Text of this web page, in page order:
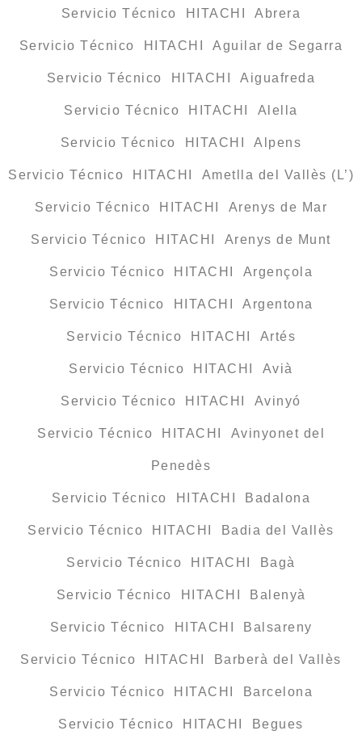
Servicio Técnico HITACHI Abrera
Servicio Técnico HITACHI Aguilar de Segarra
Servicio Técnico HITACHI Aiguafreda
Servicio Técnico HITACHI Alella
Servicio Técnico HITACHI Alpens
Servicio Técnico HITACHI Ametlla del Vallès (L’)
Servicio Técnico HITACHI Arenys de Mar
Servicio Técnico HITACHI Arenys de Munt
Servicio Técnico HITACHI Argençola
Servicio Técnico HITACHI Argentona
Servicio Técnico HITACHI Artés
Servicio Técnico HITACHI Avià
Servicio Técnico HITACHI Avinyó
Servicio Técnico HITACHI Avinyonet del
Penedès
Servicio Técnico HITACHI Badalona
Servicio Técnico HITACHI Badia del Vallès
Servicio Técnico HITACHI Bagà
Servicio Técnico HITACHI Balenyà
Servicio Técnico HITACHI Balsareny
Servicio Técnico HITACHI Barberà del Vallès
Servicio Técnico HITACHI Barcelona
Servicio Técnico HITACHI Begues